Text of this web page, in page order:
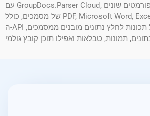
עם GroupDocs.Parser Cloud, אתה יכול לעבוד עם פורמטים שונים
של מסמכים, כולל PDF, Microsoft Word, Excel, PowerPoint ועוד.
ה-API מספק מגוון רחב של תכונות לחלץ נתונים מובנים ממסמכים,